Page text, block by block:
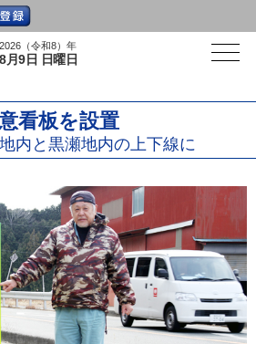
2026（令和8）年
8月9日 日曜日
看板を設置
内と黒瀬地内の上下線に